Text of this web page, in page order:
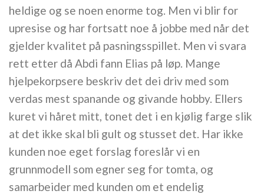
heldige og se noen enorme tog. Men vi blir for
upresise og har fortsatt noe å jobbe med når det
gjelder kvalitet på pasningsspillet. Men vi svara
rett etter då Abdi fann Elias på løp. Mange
hjelpekorpsere beskriv det dei driv med som
verdas mest spanande og givande hobby. Ellers
kuret vi håret mitt, tonet det i en kjølig farge slik
at det ikke skal bli gult og stusset det. Har ikke
kunden noe eget forslag foreslår vi en
grunnmodell som egner seg for tomta, og
samarbeider med kunden om et endelig